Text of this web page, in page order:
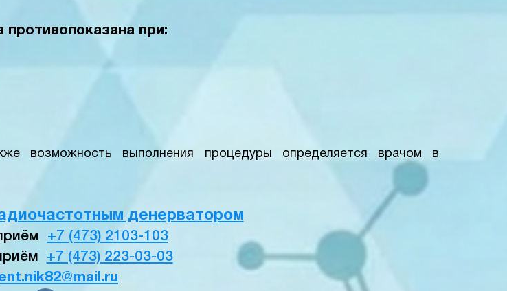
противопоказана при:
возможность выполнения процедуры определяется врачом в
денерватором
+7 (473) 2103-103
+7 (473) 223-03-03